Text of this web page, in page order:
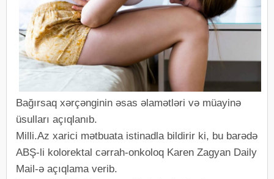
Bağırsaq xərçənginin əsas əlamətləri və müayinə
üsulları açıqlanıb.
Milli.Az xarici mətbuata istinadla bildirir ki, bu barədə
ABŞ-li kolorektal cərrah-onkoloq Karen Zagyan Daily
Mail-ə açıqlama verib.